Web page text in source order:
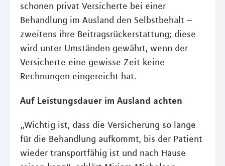
schonen privat Versicherte bei einer
Behandlung im Ausland den Selbstbehalt –
zweitens ihre Beitragsrückerstattung; diese
wird unter Umständen gewährt, wenn der
Versicherte eine gewisse Zeit keine
Rechnungen eingereicht hat.
Auf Leistungsdauer im Ausland achten
„Wichtig ist, dass die Versicherung so lange
für die Behandlung aufkommt, bis der Patient
wieder transportfähig ist und nach Hause